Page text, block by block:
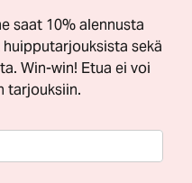
saat 10% alennusta
sekä
Win-win! Etua ei voi
tarjouksiin.